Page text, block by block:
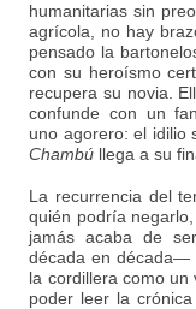
humanitarias sin
agrícola, no hay
pensado la
con su heroísmo
recupera su novia.
confunde con un
uno agorero: el idilio
Chambú llega a su
La recurrencia del
quién podría
jamás acaba de
década en década—
la cordillera como un
poder leer la